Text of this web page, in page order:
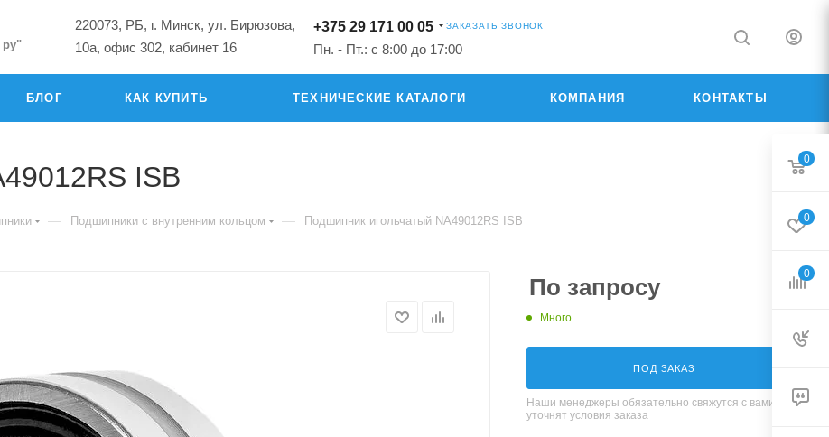
ру"
220073, РБ, г. Минск, ул. Бирюзова,
10а, офис 302, кабинет 16
+375 29 171 00 05 ЗАКАЗАТЬ ЗВОНОК
Пн. - Пт.: с 8:00 до 17:00
БЛОГ КАК КУПИТЬ ТЕХНИЧЕСКИЕ КАТАЛОГИ КОМПАНИЯ КОНТАКТЫ
ISB
— Подшипники с внутренним кольцом — Подшипник игольчатый NA49012RS ISB
По запросу
Много
ПОД ЗАКАЗ
Наши менеджеры обязательно свяжутся с вами и
уточнят условия заказа
0
0
0